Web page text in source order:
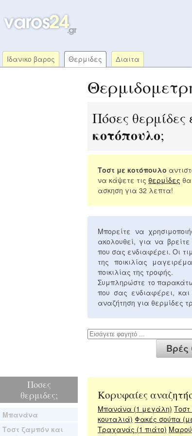
Ιδανικο βαρος Θερμιδες Διαιτα
Ποσες
θερμιδες;
Μπανάνα
Τοστ ζαμπόν και
Πόσες θερμίδες
κοτόπουλο;
Τοστ με κοτόπουλο
να κάψετε τις θερμίδες
ασκηση για 32 λεπτα!
Μπορείτε να
ακολουθεί, για να
που σας ενδιαφέρει. Οι
της ποικιλίας
ποικιλίας της τροφής.
Συμπληρώστε το
που σας ενδιαφέρει,
αναζήτηση για θερμίδες
Κορυφαίες
Μπανάνα (1 μεγάλη) Τοστ
κουταλιά) Φακές σούπα
Τραχανάς (1 πιάτο)